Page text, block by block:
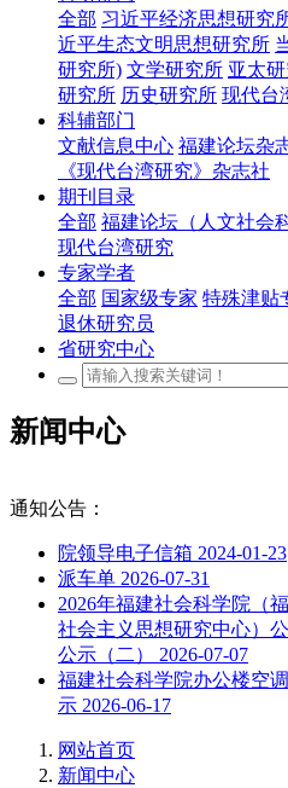
全部 习近平经济思想研究
近平生态文明思想研究所
研究所) 文学研究所 亚太
研究所 历史研究所 现代台
科辅部门
文献信息中心 福建论坛杂
《现代台湾研究》杂志社
期刊目录
全部 福建论坛（人文社会
现代台湾研究
专家学者
全部 国家级专家 特殊津贴
退休研究员
省研究中心
新闻中心
通知公告：
院领导电子信箱 2024-01-23
派车单 2026-07-31
2026年福建社会科学院（
社会主义思想研究中心）
公示（二） 2026-07-07
福建社会科学院办公楼空
示 2026-06-17
网站首页
新闻中心